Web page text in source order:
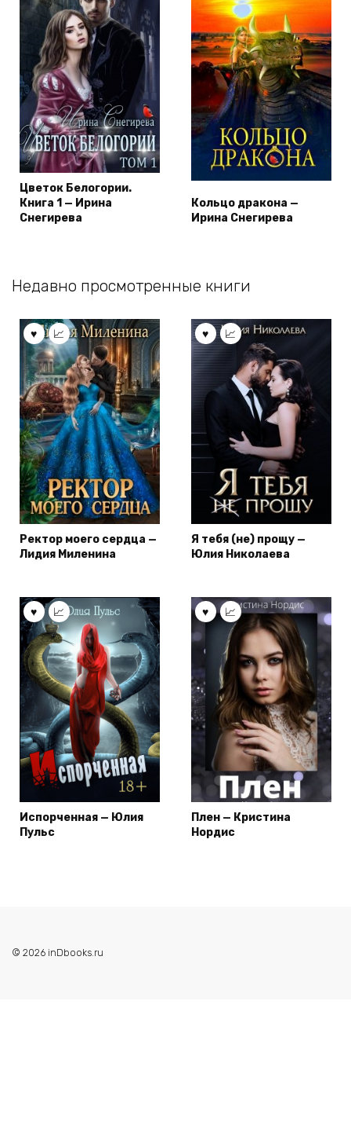
Цветок Белогории.
Книга 1 — Ирина
Снегирева
Кольцо дракона —
Ирина Снегирева
Недавно просмотренные книги
Ректор моего сердца —
Лидия Миленина
Я тебя (не) прощу —
Юлия Николаева
Испорченная — Юлия
Пульс
Плен — Кристина
Нордис
© 2026 inDbooks.ru